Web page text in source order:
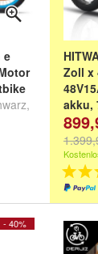
e
,
Zoll x
akku,
- 40%